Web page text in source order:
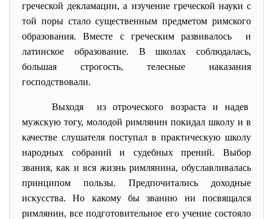
греческой декламации, а изучение греческой науки с
той поры стало существенным предметом римского
образования. Вместе с греческим развивалось и
латинское образование. В школах соблюдалась,
большая строгость, телесные наказания
господствовали.
Выходя из отроческого возраста и надев
мужскую тогу, молодой римлянин покидал школу и в
качестве слушателя поступал в практическую школу
народных собраний и судебных прений. Выбор
звания, как и вся жизнь римлянина, обуславливалась
принципом пользы. Предпочитались доходные
искусства. Но какому бы званию ни посвящался
римлянин, все подготовительное его учение состояло